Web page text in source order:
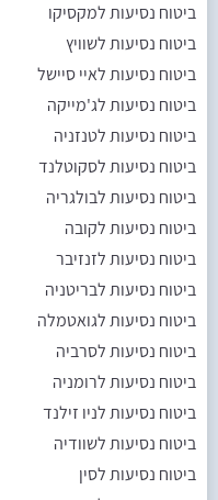
ביטוח נסיעות למקסיקו
ביטוח נסיעות לשוויץ
ביטוח נסיעות לאיי סיישל
ביטוח נסיעות לג'מייקה
ביטוח נסיעות לטנזניה
ביטוח נסיעות לסקוטלנד
ביטוח נסיעות לבולגריה
ביטוח נסיעות לקובה
ביטוח נסיעות לזנזיבר
ביטוח נסיעות לבריטניה
ביטוח נסיעות לגואטמלה
ביטוח נסיעות לסרביה
ביטוח נסיעות לרומניה
ביטוח נסיעות לניו זילנד
ביטוח נסיעות לשוודיה
ביטוח נסיעות לסין